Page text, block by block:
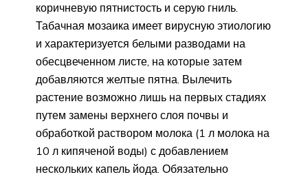
коричневую пятнистость и серую гниль.
Табачная мозаика имеет вирусную этиологию
и характеризуется белыми разводами на
обесцвеченном листе, на которые затем
добавляются желтые пятна. Вылечить
растение возможно лишь на первых стадиях
путем замены верхнего слоя почвы и
обработкой раствором молока (1 л молока на
10 л кипяченой воды) с добавлением
нескольких капель йода. Обязательно